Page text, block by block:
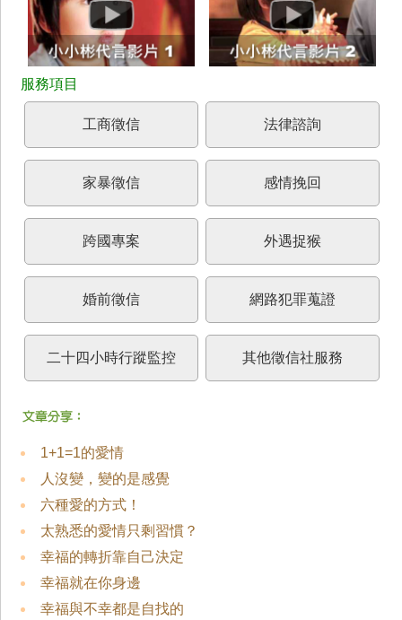
工商徵信 法律諮詢
家暴徵信 感情挽回
跨國專案 外遇捉猴
婚前徵信 網路犯罪蒐證
二十四小時行蹤監控 其他徵信社服務
1+1=1的愛情
人沒變，變的是感覺
六種愛的方式！
太熟悉的愛情只剩習慣？
幸福的轉折靠自己決定
幸福就在你身邊
幸福與不幸都是自找的